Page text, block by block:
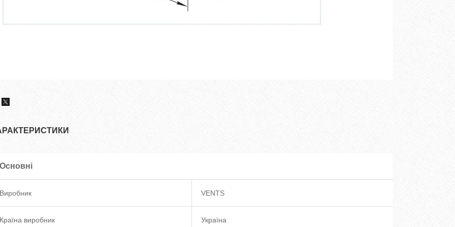
Основні
Виробник VENTS
Країна виробник Україна